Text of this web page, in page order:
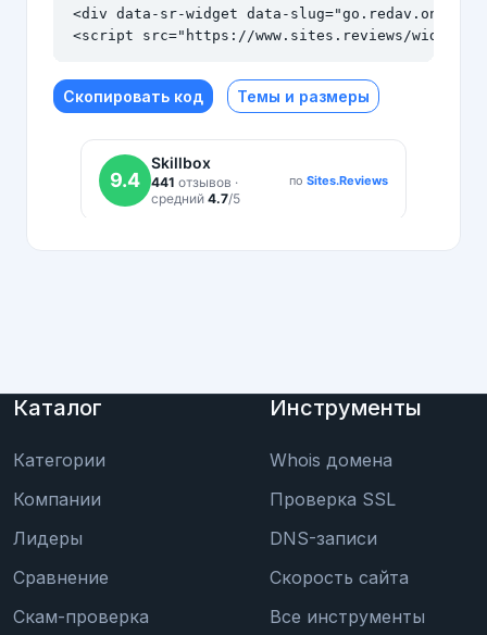
<div data-sr-widget data-
<script src="https://www.sites.reviews/
Скопировать код Темы и размеры
Каталог
Категории
Компании
Лидеры
Сравнение
Скам-проверка
Инструменты
Whois домена
Проверка SSL
DNS-записи
Скорость сайта
Все инструменты